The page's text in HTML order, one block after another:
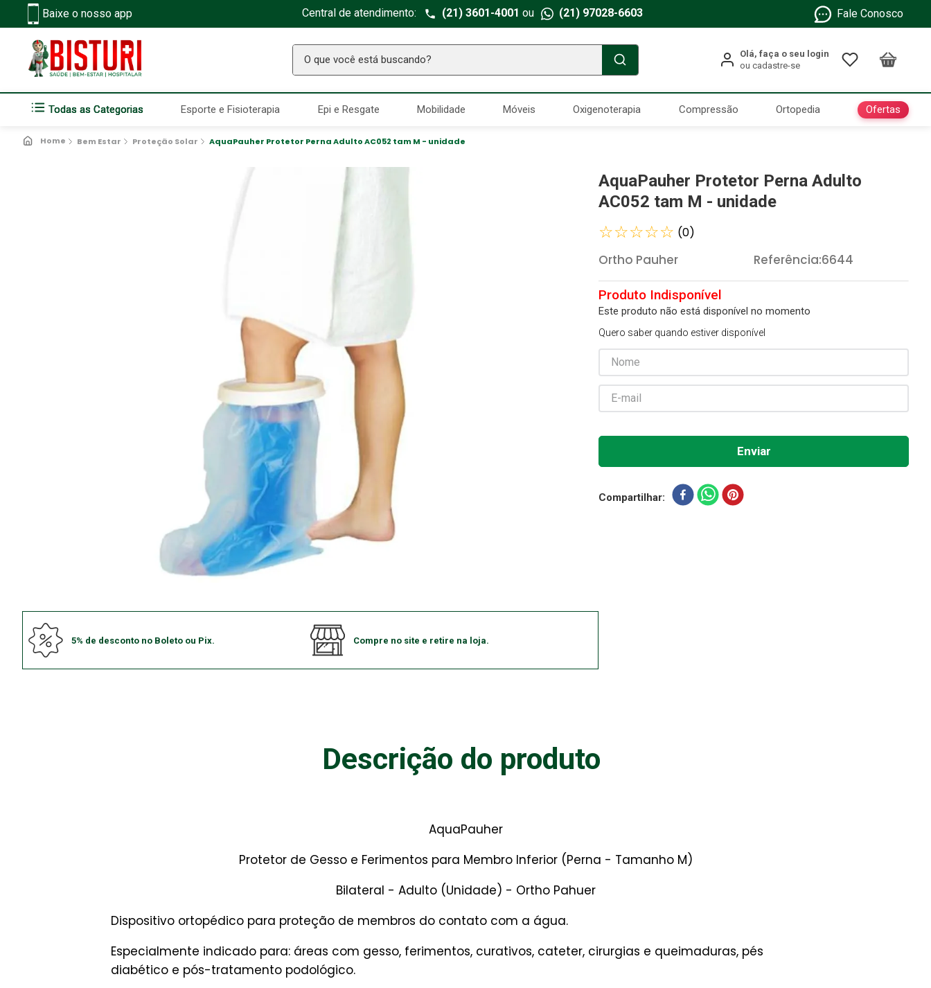
Baixe o nosso app Central de atendimento: (21) 3601-4001 ou (21) 97028-6603 Fale Conosco
O que você está buscando?
Todas as Categorias Esporte e Fisioterapia Epi e Resgate Mobilidade Móveis Oxigenoterapia Compressão Ortopedia Ofertas
Bem Estar Proteção Solar AquaPauher Protetor Perna Adulto AC052 tam M - unidade
5% de desconto no Boleto ou Pix. Compre no site e retire na loja.
AquaPauher Protetor Perna Adulto
AC052 tam M - unidade
☆☆☆☆☆ (0)
Ortho Pauher Referência:6644
Este produto não está disponível no momento
Quero saber quando estiver disponível
Compartilhar
Descrição do produto
AquaPauher
Protetor de Gesso e Ferimentos para Membro Inferior (Perna - Tamanho M)
Bilateral - Adulto (Unidade) - Ortho Pahuer
Dispositivo ortopédico para proteção de membros do contato com a água.
Especialmente indicado para: áreas com gesso, ferimentos, curativos, cateter, cirurgias e queimaduras, pés
diabético e pós-tratamento podológico.
TERMOS MAIS BUSCADOS
Seringa Insulina
2º Fralda Geriatrica
Estetoscopio Littmann
Aparelho Pressão
Absorvente Geriatrico
Gaze